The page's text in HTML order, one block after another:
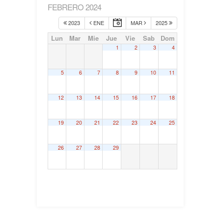
FEBRERO 2024
2023 ENE MAR 2025
Lun Mar Mie Jue Vie Sab Dom
1 2 3 4
5 6 7 8 9 10 11
12 13 14 15 16 17 18
19 20 21 22 23 24 25
26 27 28 29